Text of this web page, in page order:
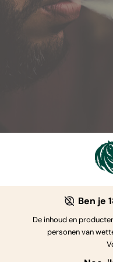
ZIJN DE
die de hijsjes van
blowers er dol op
Ben je
De inhoud en
personen van